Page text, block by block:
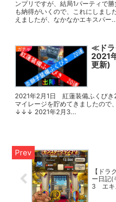
ンプリですが、結局1パーティで
も納得がいくので、これにしまし
えましたが、なかなかエキスパー
ガチャ
≪ドラ
2021
更新)
2021年2月1日 紅蓮装備ふくびき
マイレージを貯めてきましたので
↓↓↓ 2021年2月3...
【ドラ
ー日記(
3 エキ